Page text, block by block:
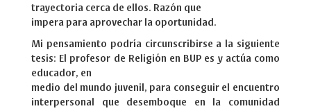
trayectoria cerca de ellos. Razón que
impera para aprovechar la oportunidad.
Mi pensamiento podría circunscribirse a la siguiente
tesis: El profesor de Religión en BUP es y actúa como
educador, en
medio del mundo juvenil, para conseguir el encuentro
interpersonal que desemboque en la comunidad